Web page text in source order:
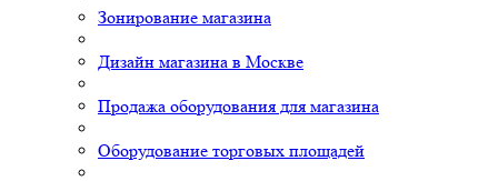
Зонирование магазина
Дизайн магазина в Москве
Продажа оборудования для магазина
Оборудование торговых площадей